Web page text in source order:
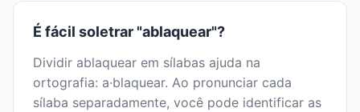
É fácil soletrar "ablaquear"?
Dividir ablaquear em sílabas ajuda na
ortografia: a·blaquear. Ao pronunciar cada
sílaba separadamente, você pode identificar as